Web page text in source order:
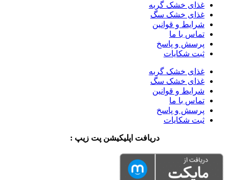
غذای خشک گربه
غذای خشک سگ
شرایط و قوانین
تماس با ما
پرسش و پاسخ
ثبت شکایات
غذای خشک گربه
غذای خشک سگ
شرایط و قوانین
تماس با ما
پرسش و پاسخ
ثبت شکایات
دریافت اپلیکیشن پت زیپ :